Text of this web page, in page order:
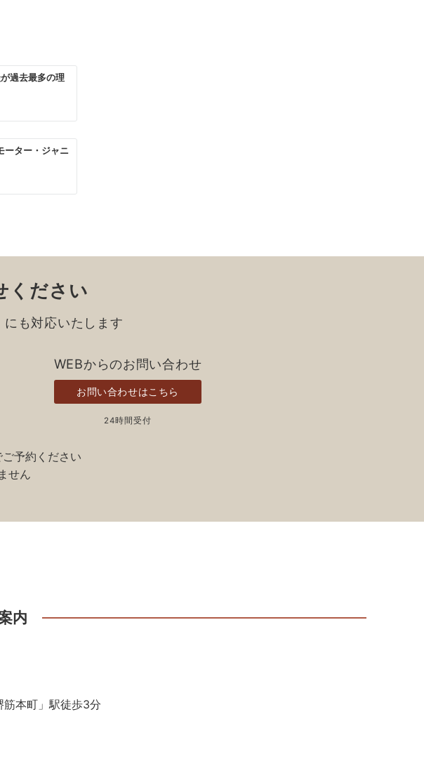
過去最多の理
ーター・ジャニ
ください
も対応いたします
WEBからのお問い合わせ
お問い合わせはこちら
24時間受付
予約ください
せん
内
本町」駅徒歩3分